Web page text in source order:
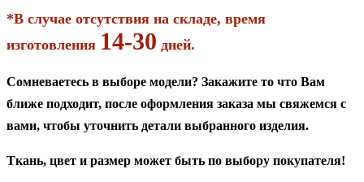
*В случае отсутствия на складе, время
изготовления 14-30 дней.
Сомневаетесь в выборе модели? Закажите то что Вам
ближе подходит, после оформления заказа мы свяжемся с
вами, чтобы уточнить детали выбранного изделия.
Ткань, цвет и размер может быть по выбору покупателя!